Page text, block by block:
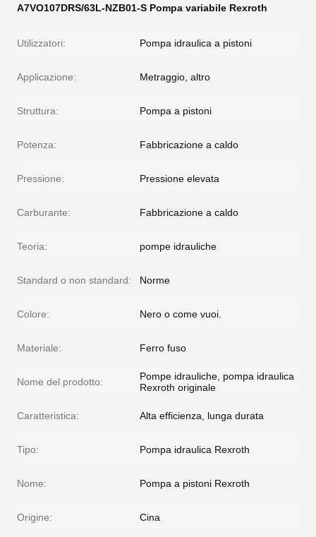
A7VO107DRS/63L-NZB01-S Pompa variabile Rexroth
Utilizzatori: Pompa idraulica a pistoni
Applicazione: Metraggio, altro
Struttura: Pompa a pistoni
Potenza: Fabbricazione a caldo
Pressione: Pressione elevata
Carburante: Fabbricazione a caldo
Teoria: pompe idrauliche
Standard o non standard: Norme
Colore: Nero o come vuoi.
Materiale: Ferro fuso
Nome del prodotto:
Pompe idrauliche, pompa idraulica
Rexroth originale
Caratteristica: Alta efficienza, lunga durata
Tipo: Pompa idraulica Rexroth
Nome: Pompa a pistoni Rexroth
Origine: Cina